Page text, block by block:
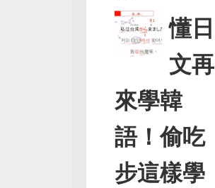
懂日
文再
來學韓
語！偷吃
步這樣學